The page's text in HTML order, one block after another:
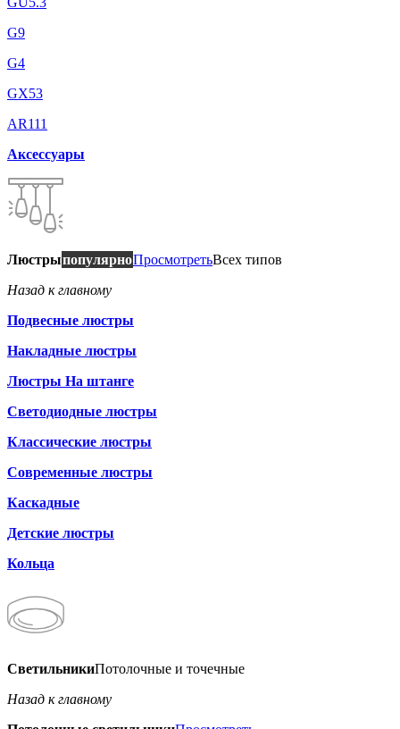
G9
G4
GX53
AR111
Аксессуары
ЛюстрыпопулярноПросмотретьВсех типов
Назад к главному
Подвесные люстры
Накладные люстры
Люстры На штанге
Светодиодные люстры
Классические люстры
Современные люстры
Каскадные
Детские люстры
Кольца
СветильникиПотолочные и точечные
Назад к главному